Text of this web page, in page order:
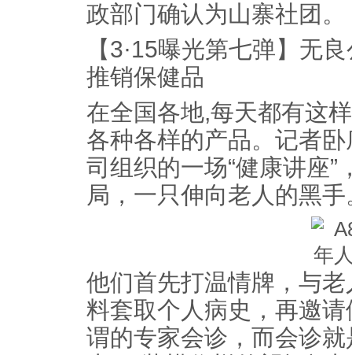
政部门确认为山寨社团。
【3·15曝光第七弹】无
推销保健品
在全国各地,每天都有这
各种各样的产品。记者
司组织的一场“健康讲座
局，一只伸向老人的黑手
他们首先打温情牌，与
料套取个人病史，再邀
谓的专家会诊，而会诊